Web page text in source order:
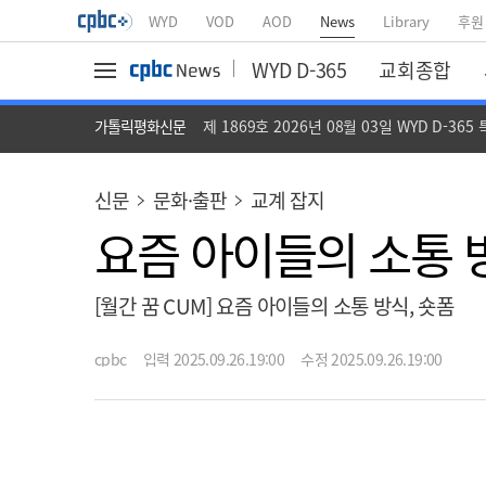
WYD VOD AOD News Library 후원
WYD D-365 교회종합
가톨릭평화신문 제 1869호 2026년 08월 03일 WYD D-365
신문 문화·출판 교계 잡지
요즘 아이들의 소통
[월간 꿈 CUM] 요즘 아이들의 소통 방식, 숏폼
cpbc 입력 2025.09.26.19:00 수정 2025.09.26.19:00